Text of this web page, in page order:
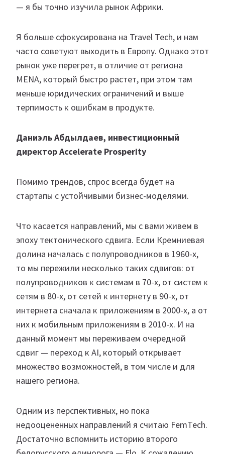
— я бы точно изучила рынок Африки.
Я больше сфокусирована на Travel Tech, и нам
часто советуют выходить в Европу. Однако этот
рынок уже перегрет, в отличие от региона
MENA, который быстро растет, при этом там
меньше юридических ограничений и выше
терпимость к ошибкам в продукте.
Даниэль Абдылдаев, инвестиционный
директор Accelerate Prosperity
Помимо трендов, спрос всегда будет на
стартапы с устойчивыми бизнес-моделями.
Что касается направлений, мы с вами живем в
эпоху тектонического сдвига. Если Кремниевая
долина началась с полупроводников в 1960-х,
то мы пережили несколько таких сдвигов: от
полупроводников к системам в 70-х, от систем к
сетям в 80-х, от сетей к интернету в 90-х, от
интернета сначала к приложениям в 2000-х, а от
них к мобильным приложениям в 2010-х. И на
данный момент мы переживаем очередной
сдвиг — переход к AI, который открывает
множество возможностей, в том числе и для
нашего региона.
Одним из перспективных, но пока
недооцененных направлений я считаю FemTech.
Достаточно вспомнить историю второго